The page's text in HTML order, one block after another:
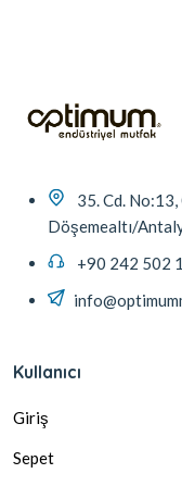
35. Cd. No:13,
Döşemealtı/
+90 242 502
Kullanıcı
Giriş
Sepet